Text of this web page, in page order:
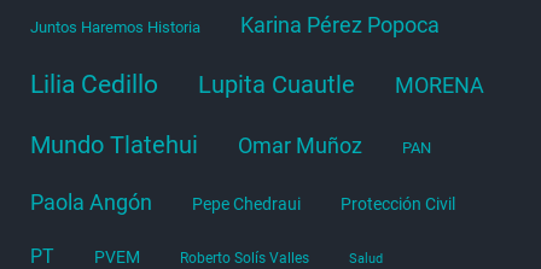
Juntos Haremos Historia Karina Pérez Popoca
Lilia Cedillo Lupita Cuautle MORENA
Mundo Tlatehui Omar Muñoz PAN
Paola Angón Pepe Chedraui Protección Civil
PT PVEM Roberto Solís Valles Salud